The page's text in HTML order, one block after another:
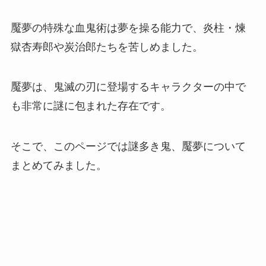
魘夢の特殊な血鬼術は夢を操る能力で、炎柱・煉
獄杏寿郎や炭治郎たちを苦しめました。
魘夢は、鬼滅の刃に登場するキャラクターの中で
も非常に謎に包まれた存在です。
そこで、このページでは謎多き鬼、魘夢について
まとめてみました。